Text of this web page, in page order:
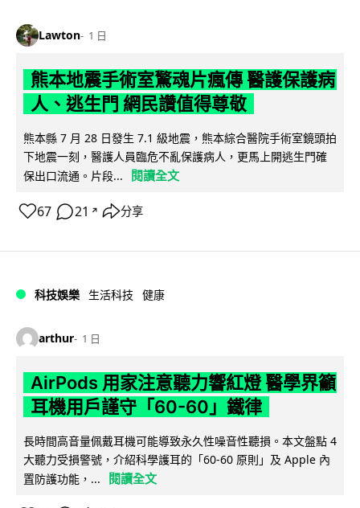
Lawton 1 日
熊本地震手術室驚魂片瘋傳 醫護保護病
人、逃生門 網民讚值得尊敬
熊本縣 7 月 28 日發生 7.1 級地震，熊本綜合醫院手術室鏡頭拍
下地震一刻，醫護人員臨危不亂保護病人，更馬上開逃生門確
保出口流通。片段...
閱讀全文
67 21 ↗ 分享
科技娛樂 生活科技 健康
arthur 1 日
AirPods 用家注意聽力響紅燈 醫學界籲
耳機用戶謹守「60-60」鐵律
長時間高音量佩戴耳機可能導致永久性噪音性聽損。本文盤點 4
大聽力受損警號，介紹科學護耳的「60-60 原則」及 Apple 內
置防護功能，...
閱讀全文